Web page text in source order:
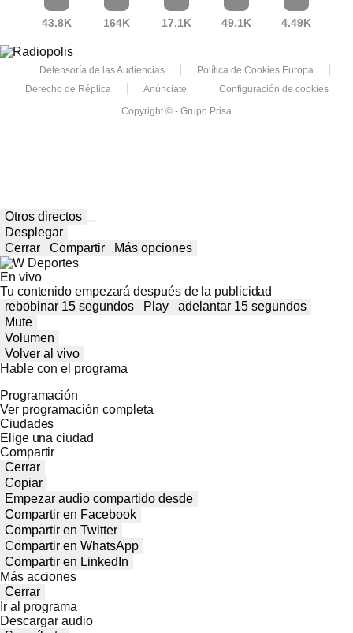
43.8K 164K 17.1K 49.1K 4.49K
Defensoría de las Audiencias
Política de Cookies Europa
Derecho de Réplica
Anúnciate
Configuración de cookies
Copyright © - Grupo Prisa
Otros directos
Desplegar
Cerrar
Compartir Más opciones
En vivo
Tu contenido empezará después de la publicidad
rebobinar 15 segundos
Play
adelantar 15 segundos
Mute
Volumen
Volver al vivo
Hable con el programa
Programación
Ver programación completa
Ciudades
Elige una ciudad
Compartir
Cerrar
Copiar
Empezar audio compartido desde
Compartir en Facebook
Compartir en Twitter
Compartir en WhatsApp
Compartir en LinkedIn
Más acciones
Cerrar
Ir al programa
Descargar audio